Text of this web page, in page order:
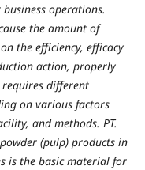
operations.
the amount of
the efficiency, efficacy
action, properly
different
on various factors
and methods. PT.
(pulp) products in
is the basic material for